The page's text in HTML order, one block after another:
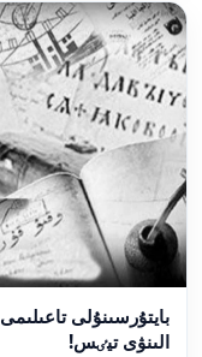
بايتۇرسىنۇلى
الىنۋى تيٸس!